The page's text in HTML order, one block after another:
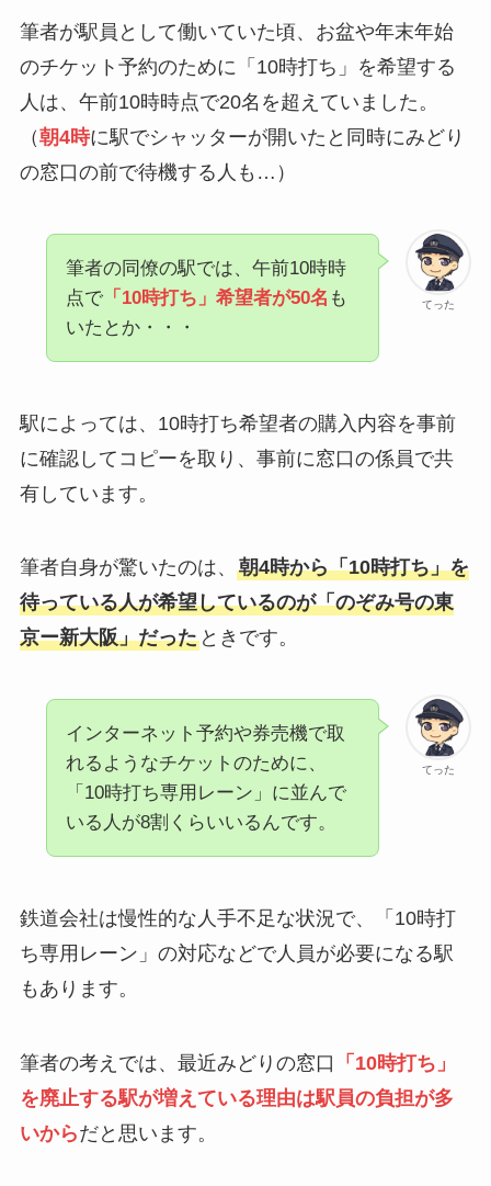
筆者が駅員として働いていた頃、お盆や年末年始
のチケット予約のために「10時打ち」を希望する
人は、午前10時時点で20名を超えていました。
（朝4時に駅でシャッターが開いたと同時にみどり
の窓口の前で待機する人も…）
てった
筆者の同僚の駅では、午前10時時
点で「10時打ち」希望者が50名 も
いたとか・・・
駅によっては、10時打ち希望者の購入内容を事前
に確認してコピーを取り、事前に窓口の係員で共
有しています。
筆者自身が驚いたのは、 朝4時から「10時打ち」を
待っている人が希望しているのが「のぞみ号の東
京ー新大阪」だったときです。
てった
インターネット予約や券売機で取
れるようなチケットのために、
「10時打ち専用レーン」に並んで
いる人が8割くらいいるんです。
鉄道会社は慢性的な人手不足な状況で、「10時打
ち専用レーン」の対応などで人員が必要になる駅
もあります。
筆者の考えでは、最近みどりの窓口
「10時打ち」
を廃止する駅が増えている理由は駅員の負担が多
いからだと思います。